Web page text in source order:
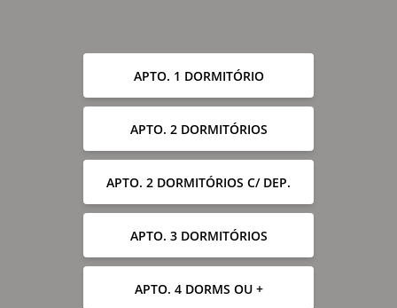
APTO. 1 DORMITÓRIO
APTO. 2 DORMITÓRIOS
APTO. 2 DORMITÓRIOS C/ DEP.
APTO. 3 DORMITÓRIOS
APTO. 4 DORMS OU +